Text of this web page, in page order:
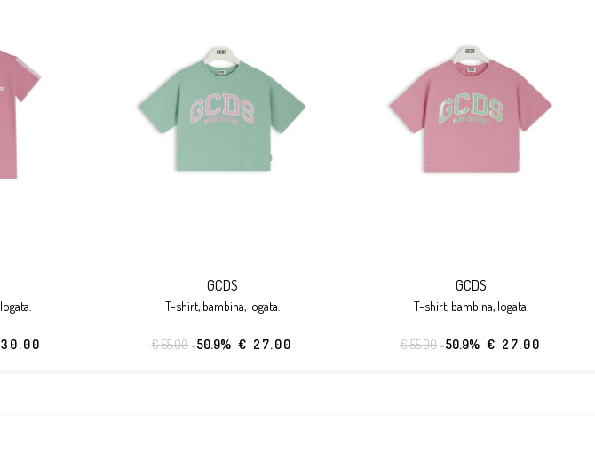
GCDS
t-shirt, bambina, logata.
€ 55.00-50.9% € 27.00
GCDS
t-shirt, bambina, logata.
€ 55.00-50.9% € 27.00